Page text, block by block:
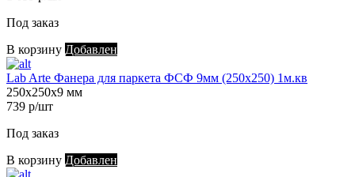
Под заказ
В корзину Добавлен
Lab Arte Фанера для паркета ФСФ 9мм (250х250) 1м.кв
250х250х9 мм
739 р/шт
Под заказ
В корзину Добавлен